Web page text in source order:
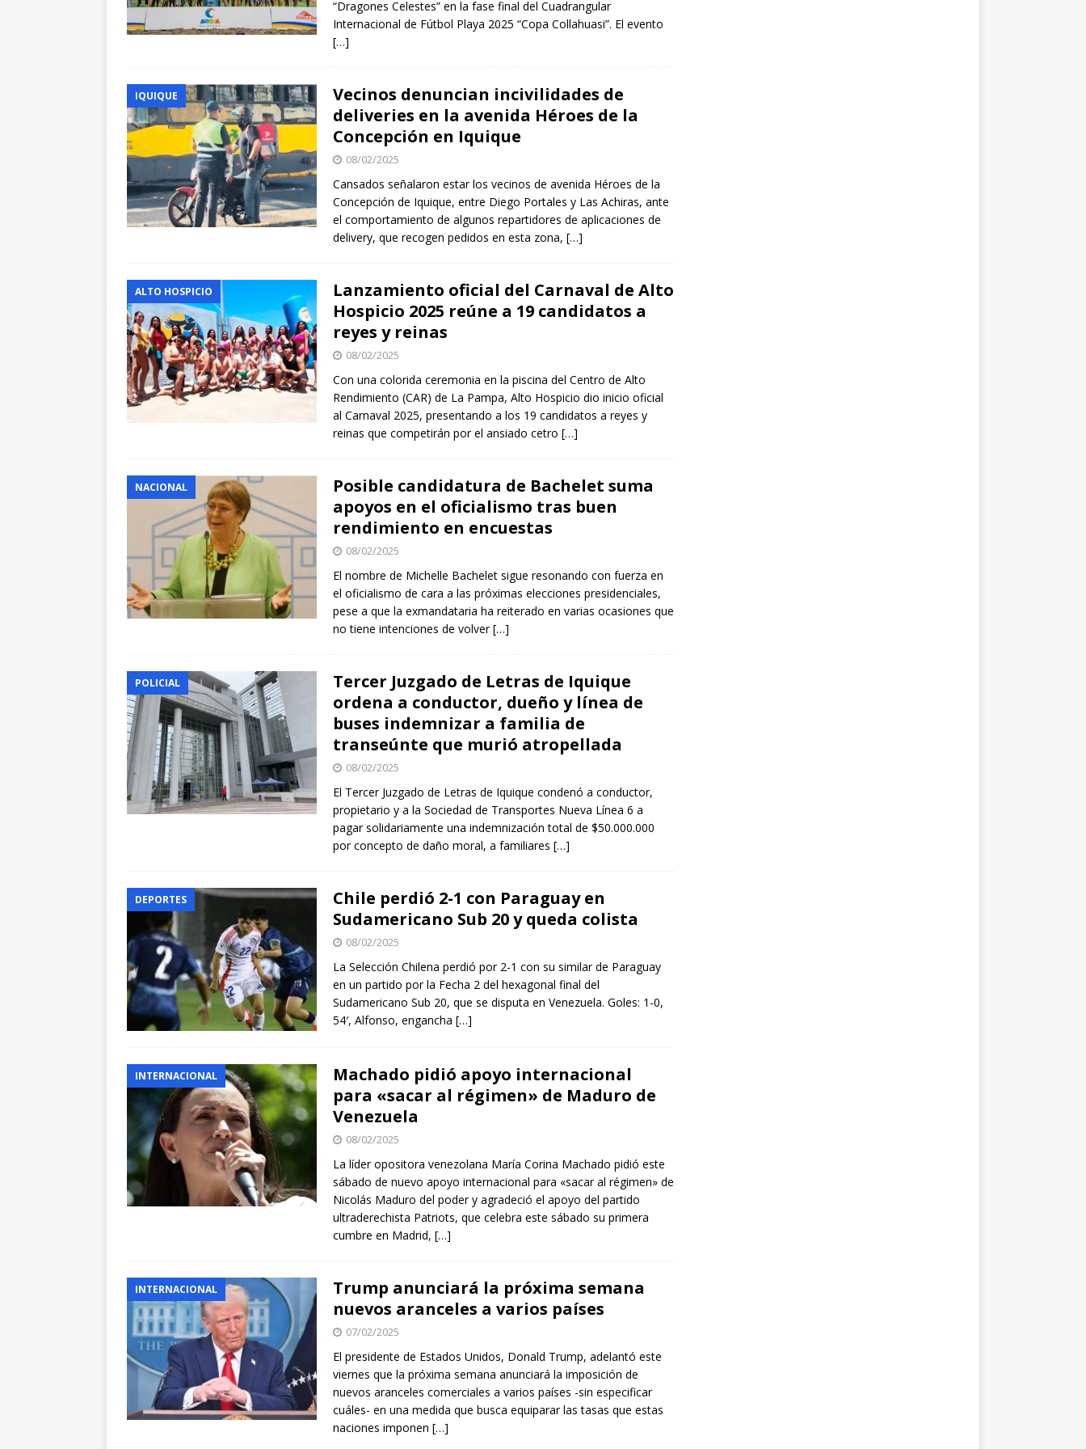
“Dragones Celestes” en la fase final del Cuadrangular
Internacional de Fútbol Playa 2025 “Copa Collahuasi”. El evento
[…]
IQUIQUE
Vecinos denuncian incivilidades de
deliveries en la avenida Héroes de la
Concepción en Iquique
08/02/2025
Cansados señalaron estar los vecinos de avenida Héroes de la
Concepción de Iquique, entre Diego Portales y Las Achiras, ante
el comportamiento de algunos repartidores de aplicaciones de
delivery, que recogen pedidos en esta zona, […]
ALTO HOSPICIO
Lanzamiento oficial del Carnaval de Alto
Hospicio 2025 reúne a 19 candidatos a
reyes y reinas
08/02/2025
Con una colorida ceremonia en la piscina del Centro de Alto
Rendimiento (CAR) de La Pampa, Alto Hospicio dio inicio oficial
al Carnaval 2025, presentando a los 19 candidatos a reyes y
reinas que competirán por el ansiado cetro […]
NACIONAL
Posible candidatura de Bachelet suma
apoyos en el oficialismo tras buen
rendimiento en encuestas
08/02/2025
El nombre de Michelle Bachelet sigue resonando con fuerza en
el oficialismo de cara a las próximas elecciones presidenciales,
pese a que la exmandataria ha reiterado en varias ocasiones que
no tiene intenciones de volver[…]
POLICIAL
Tercer Juzgado de Letras de Iquique
ordena a conductor, dueño y línea de
buses indemnizar a familia de
transeúnte que murió atropellada
08/02/2025
El Tercer Juzgado de Letras de Iquique condenó a conductor,
propietario y a la Sociedad de Transportes Nueva Línea 6 a
pagar solidariamente una indemnización total de $50.000.000
por concepto de daño moral, a familiares […]
DEPORTES
Chile perdió 2-1 con Paraguay en
Sudamericano Sub 20 y queda colista
08/02/2025
La Selección Chilena perdió por 2-1 con su similar de Paraguay
en un partido por la Fecha 2 del hexagonal final del
Sudamericano Sub 20, que se disputa en Venezuela. Goles: 1-0,
54′, Alfonso, engancha […]
INTERNACIONAL
Machado pidió apoyo internacional
para «sacar al régimen» de Maduro de
Venezuela
08/02/2025
La líder opositora venezolana María Corina Machado pidió este
sábado de nuevo apoyo internacional para «sacar al régimen» de
Nicolás Maduro del poder y agradeció el apoyo del partido
ultraderechista Patriots, que celebra este sábado su primera
cumbre en Madrid, […]
INTERNACIONAL
Trump anunciará la próxima semana
nuevos aranceles a varios países
07/02/2025
El presidente de Estados Unidos, Donald Trump, adelantó este
viernes que la próxima semana anunciará la imposición de
nuevos aranceles comerciales a varios países -sin especificar
cuáles- en una medida que busca equiparar las tasas que estas
naciones imponen […]